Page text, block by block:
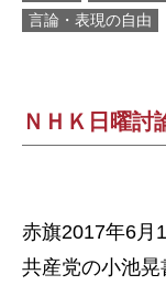
言論・表現の自由
ＮＨＫ日曜
赤旗2017年6
共産党の小池晃